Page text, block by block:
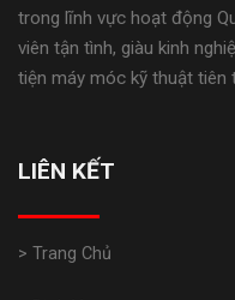
trong lĩnh vực hoạt động
viên tận tình, giàu kinh
tiện máy móc kỹ thuật tiên
LIÊN KẾT
> Trang Chủ